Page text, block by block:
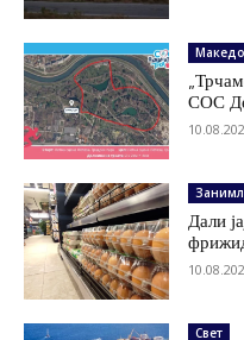
СОС
Дали
Свет